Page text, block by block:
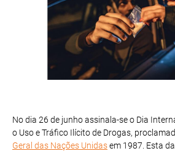
No dia 26 de junho assinala-se o Dia
o Uso e Tráfico Ilícito de Drogas,
Geral das Nações Unidasem 1987. Esta